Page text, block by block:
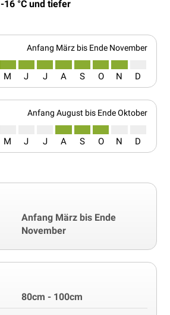
-16 °C und tiefer
Anfang März bis Ende November
M J J A S O N D
Anfang August bis Ende Oktober
M J J A S O N D
Anfang März bis Ende
November
80cm - 100cm